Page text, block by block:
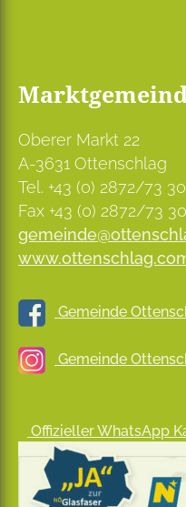
Oberer Markt 22
A-3631 Ottenschlag
Tel. +43 (0) 2872/73 30
Fax +43 (0) 2872/73
Gemeinde
Gemeinde
Offizieller WhatsApp